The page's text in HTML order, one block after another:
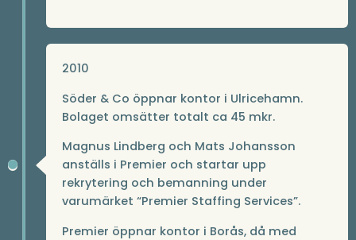
2010
Söder & Co öppnar kontor i Ulricehamn.
Bolaget omsätter totalt ca 45 mkr.
Magnus Lindberg och Mats Johansson
anställs i Premier och startar upp
rekrytering och bemanning under
varumärket “Premier Staffing Services”.
Premier öppnar kontor i Borås, då med